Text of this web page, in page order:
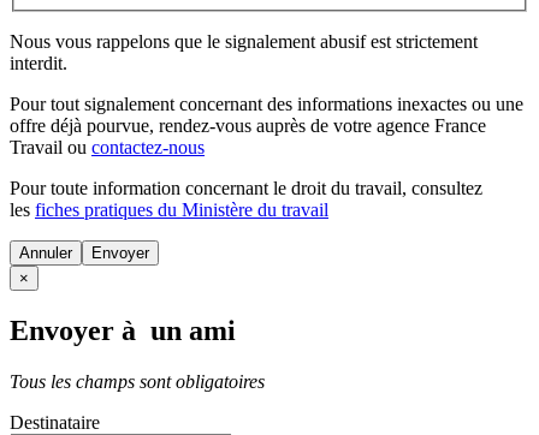
Nous vous rappelons que le signalement abusif est strictement
interdit.
Pour tout signalement concernant des informations inexactes ou une
offre déjà pourvue, rendez-vous auprès de votre agence France
Travail ou contactez-nous
Pour toute information concernant le droit du travail, consultez
les fiches pratiques du Ministère du travail
Annuler
×
Envoyer à un ami
Tous les champs sont obligatoires
Destinataire